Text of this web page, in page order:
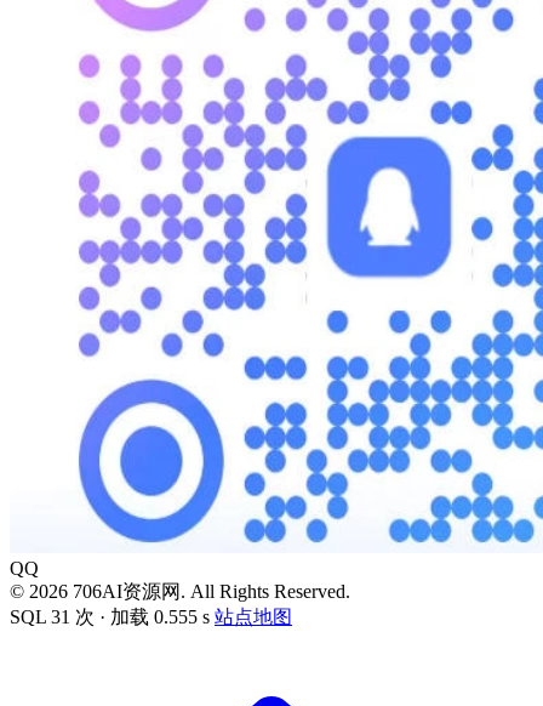
QQ
© 2026 706AI资源网. All Rights Reserved.
SQL 31 次 · 加载 0.555 s 站点地图